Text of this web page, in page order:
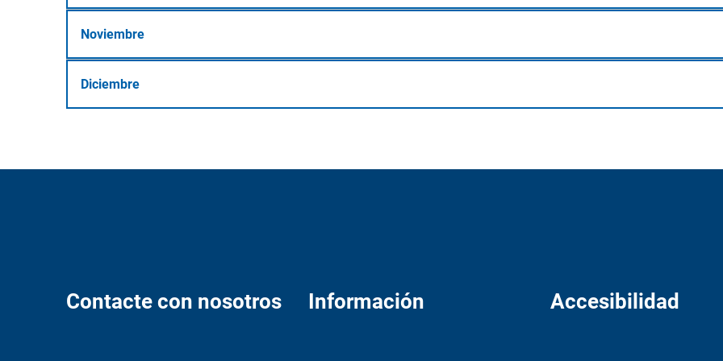
Noviembre
Diciembre
Contacte con nosotros Información Accesibilidad